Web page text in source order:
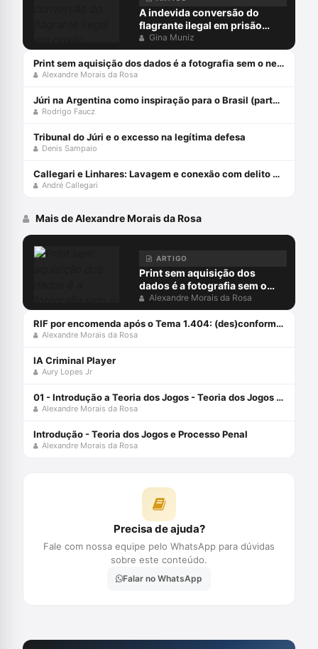
A indevida conversão do
flagrante ilegal em prisão
preventiva
Gina Muniz
Print sem aquisição dos dados é a fotografia sem o negativo
Alexandre Morais da Rosa
Júri na Argentina como inspiração para o Brasil (parte 1)
Rodrigo Faucz
Tribunal do Júri e o excesso na legítima defesa
Denis Sampaio
Callegari e Linhares: Lavagem e conexão com delito prévio
André Callegari
Mais de Alexandre Morais da Rosa
ARTIGO
Print sem aquisição dos
dados é a fotografia sem o
negativo
Alexandre Morais da Rosa
RIF por encomenda após o Tema 1.404: (des)conformidades
Alexandre Morais da Rosa
IA Criminal Player
Aury Lopes Jr
01 - Introdução a Teoria dos Jogos - Teoria dos Jogos e Processo Penal
Alexandre Morais da Rosa
Introdução - Teoria dos Jogos e Processo Penal
Alexandre Morais da Rosa
Precisa de ajuda?
Fale com nossa equipe pelo WhatsApp para dúvidas
sobre este conteúdo.
Falar no WhatsApp